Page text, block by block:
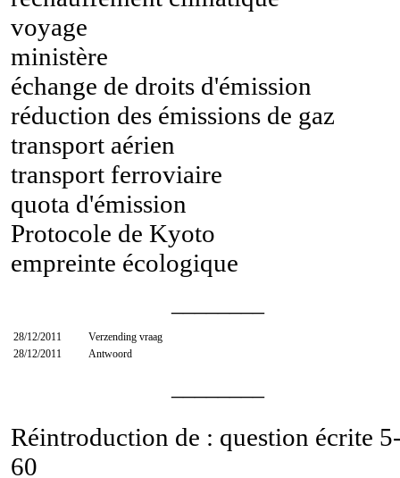
voyage
ministère
échange de droits d'émission
réduction des émissions de gaz
transport aérien
transport ferroviaire
quota d'émission
Protocole de Kyoto
empreinte écologique
28/12/2011
Verzending vraag
28/12/2011
Antwoord
Réintroduction de : question écrite
60